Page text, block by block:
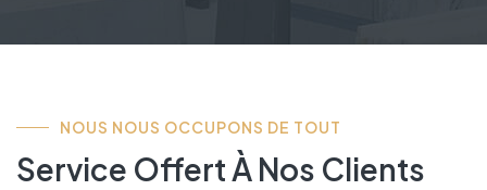
NOUS NOUS OCCUPONS DE TOUT
Service Offert À Nos Clients